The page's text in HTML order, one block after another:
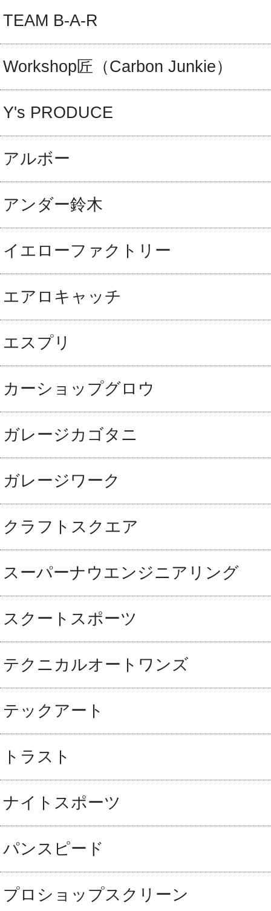
TEAM B-A-R
Workshop匠（Carbon Junkie）
Y's PRODUCE
アルボー
アンダー鈴木
イエローファクトリー
エアロキャッチ
エスプリ
カーショップグロウ
ガレージカゴタニ
ガレージワーク
クラフトスクエア
スーパーナウエンジニアリング
スクートスポーツ
テクニカルオートワンズ
テックアート
トラスト
ナイトスポーツ
パンスピード
プロショップスクリーン